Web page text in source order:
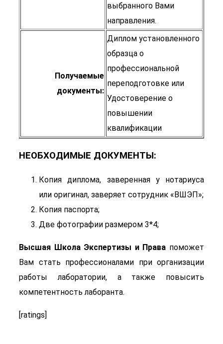
выбранного Вами
направления.
Получаемые
документы:
Диплом установленного
образца о
профессиональной
переподготовке или
Удостоверение о
повышении
квалификации
НЕОБХОДИМЫЕ ДОКУМЕНТЫ:
Копия диплома, заверенная у нотариуса
или оригинал, заверяет сотрудник «ВШЭП»;
Копия паспорта;
Две фотографии размером 3*4;
Высшая Школа Экспертизы и Права поможет
Вам стать профессионалами при организации
работы лаборатории, а также повысить
компетентность лаборанта.
[ratings]